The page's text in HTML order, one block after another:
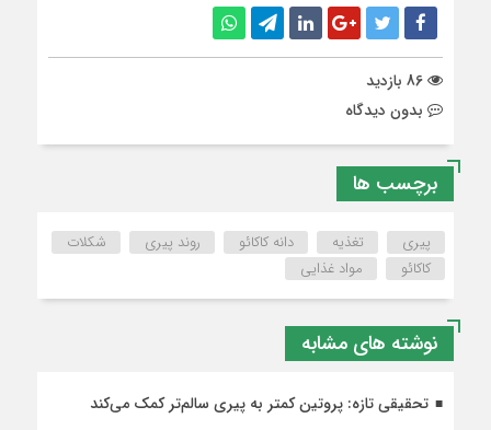
بدون دیدگاه
برچسب ها
پیری تغذیه دانه کاکائو روند پیری
شکلات
کاکائو
مواد غذایی
نوشته های مشابه
تحقیقی تازه: پروتین کمتر به پیری سالم‌تر کمک می‌کند